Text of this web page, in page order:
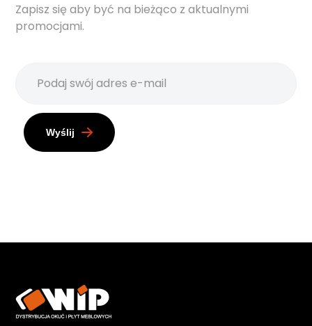
Zapisz się aby być na bieżąco z aktualnymi
promocjami.
Wyślij